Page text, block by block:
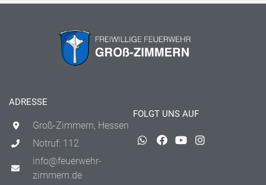
ADRESSE
Groß-Zimmern, Hessen
Notruf: 112
info@feuerwehr-
zimmern.de
FOLGT UNS AUF